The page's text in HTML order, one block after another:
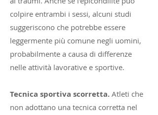
colpire entrambi i sessi, alcuni studi
suggeriscono che potrebbe essere
leggermente più comune negli uomini,
probabilmente a causa di differenze
nelle attività lavorative e sportive.
Tecnica sportiva scorretta. Atleti che
non adottano una tecnica corretta nel